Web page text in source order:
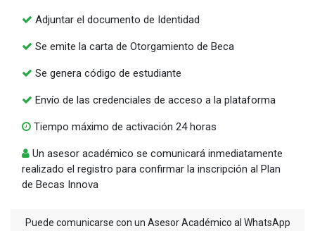
Adjuntar el documento de Identidad
Se emite la carta de Otorgamiento de Beca
Se genera código de estudiante
Envío de las credenciales de acceso a la plataforma
Tiempo máximo de activación 24 horas
Un asesor académico se comunicará inmediatamente
realizado el registro para confirmar la inscripción al Plan
de Becas Innova
Puede comunicarse con un Asesor Académico al WhatsApp